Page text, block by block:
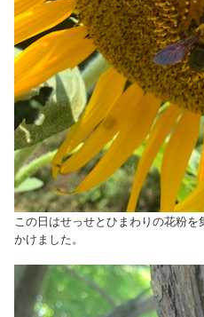
この日はせっせとひまわりの花粉
かけました。